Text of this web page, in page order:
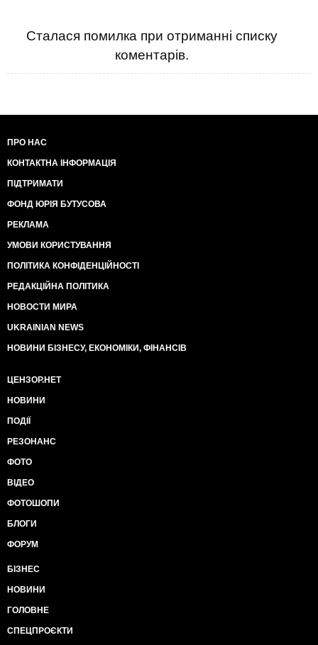
Сталася помилка при отриманні списку
коментарів.
ПРО НАС
КОНТАКТНА ІНФОРМАЦІЯ
ПІДТРИМАТИ
ФОНД ЮРІЯ БУТУСОВА
РЕКЛАМА
УМОВИ КОРИСТУВАННЯ
ПОЛІТИКА КОНФІДЕНЦІЙНОСТІ
РЕДАКЦІЙНА ПОЛІТИКА
НОВОСТИ МИРА
UKRAINIAN NEWS
НОВИНИ БІЗНЕСУ, ЕКОНОМІКИ, ФІНАНСІВ
ЦЕНЗОР.НЕТ
НОВИНИ
ПОДІЇ
РЕЗОНАНС
ФОТО
ВІДЕО
ФОТОШОПИ
БЛОГИ
ФОРУМ
БІЗНЕС
НОВИНИ
ГОЛОВНЕ
СПЕЦПРОЄКТИ